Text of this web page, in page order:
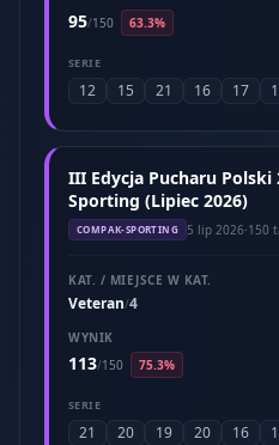
95/150 63.3%
SERIE
12 15 21 16 17
III Edycja Pucharu Polski
Sporting (Lipiec 2026)
COMPAK-SPORTING 5 lip 2026·150
KAT. / MIEJSCE W KAT.
Veteran/4
WYNIK
113/150 75.3%
SERIE
21 20 19 20 16